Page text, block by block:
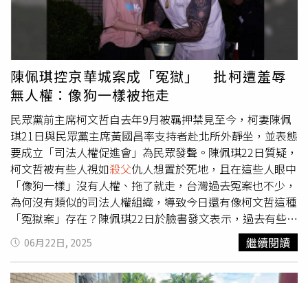
《Scarlet永無止境的史嘉蕾》跨越了中世紀與現代的奇幻
冒險。（圖／索尼影業提供）除了細田守監督的品質保證之
外，《Scarlet永無止境的史嘉蕾》的配音陣容更令粉絲興
奮不已，包括以《我的完美日常》榮獲坎城影帝的役所廣
司、《工作細胞》蘆田愛菜，以及《在車上》岡田將生。日
前電影更受邀於威尼斯影展和多倫多影展首映，獲得觀眾一
致好評，萬眾期待的年度動畫大作也即將在11月的金馬影展
搶先曝光，並於12月10日（三）正式上映。
陳佩琪控京華城案成「冤獄」 批柯遭羞辱
無人權：像狗一樣被拖走
民眾黨前主席柯文哲自去年9月被羈押禁見至今，柯妻陳佩
琪21日與民眾黨主席黃國昌率支持者赴北所外靜坐，並表態
要成立「司法人權促進會」為民眾發聲。陳佩琪22日質疑，
柯文哲被有些人視如殺父仇人想置於死地，且在這些人眼中
「像狗一樣」沒有人權、拖了就走，台灣過去冤案也不少，
為何沒有類似的司法人權組織，導致今日還有像柯文哲這種
「冤獄案」存在？陳佩琪22日於臉書發文表示，過去有些人
感謝柯文哲，並會講出理由，但也有些人仇視、視柯文哲如
殺父仇人般，「我想知道柯文哲跟你們有什麼仇恨？為什麼
你們要如此對待他？為什麼你們非置他於死地不可？」陳佩
06月22日, 2025 繼續閱讀